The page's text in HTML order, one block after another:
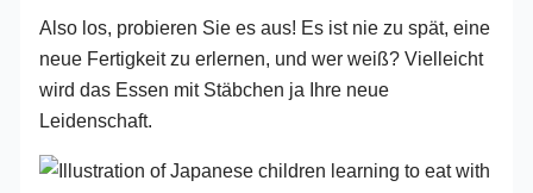
Also los, probieren Sie es aus! Es ist nie zu spät, eine
neue Fertigkeit zu erlernen, und wer weiß? Vielleicht
wird das Essen mit Stäbchen ja Ihre neue
Leidenschaft.